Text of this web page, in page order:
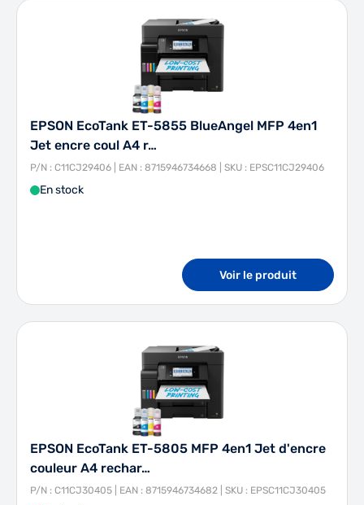
EPSON EcoTank ET-5855 BlueAngel MFP 4en1
Jet encre coul A4 r…
P/N : C11CJ29406 | EAN : 8715946734668 | SKU : EPSC11CJ29406
En stock
Voir le produit
EPSON EcoTank ET-5805 MFP 4en1 Jet d'encre
couleur A4 rechar…
P/N : C11CJ30405 | EAN : 8715946734682 | SKU : EPSC11CJ30405